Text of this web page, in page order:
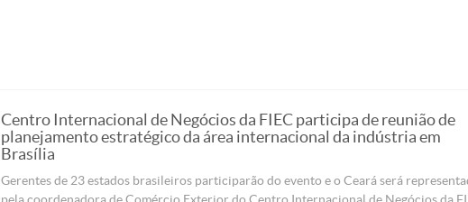
Centro Internacional de Negócios da FIEC participa de reunião de
planejamento estratégico da área internacional da indústria em
Brasília
Gerentes de 23 estados brasileiros participarão do evento e o Ceará será